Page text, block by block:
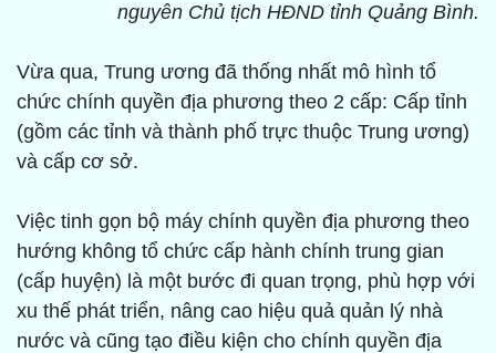
nguyên Chủ tịch HĐND tỉnh Quảng Bình.
Vừa qua, Trung ương đã thống nhất mô hình tổ
chức chính quyền địa phương theo 2 cấp: Cấp tỉnh
(gồm các tỉnh và thành phố trực thuộc Trung ương)
và cấp cơ sở.
Việc tinh gọn bộ máy chính quyền địa phương theo
hướng không tổ chức cấp hành chính trung gian
(cấp huyện) là một bước đi quan trọng, phù hợp với
xu thế phát triển, nâng cao hiệu quả quản lý nhà
nước và cũng tạo điều kiện cho chính quyền địa